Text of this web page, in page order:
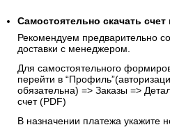
Самостоятельно скачать счет
Рекомендуем предварительно
доставки с менеджером.
Для самостоятельного
перейти в
обязательна) => Заказы =>
счет (PDF)
В назначении платежа укажите